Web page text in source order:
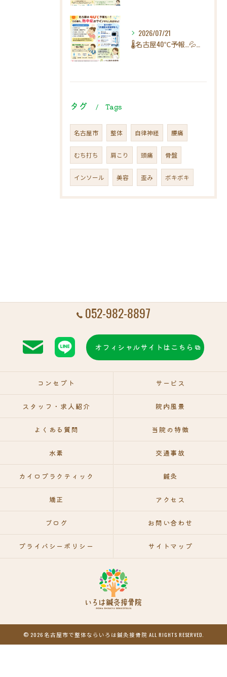
2026/07/21
タグ Tags
名古屋市 整体 自律神経 腰痛
むち打ち 肩こり 頭痛 骨盤
インソール 美容 歪み ボキボキ
052-982-8897
オフィシャルサイトはこちら
コンセプト サービス
スタッフ・求人紹介 院内風景
よくある質問 当院の特徴
水素 交通事故
カイロプラクティック 鍼灸
矯正 アクセス
ブログ お問い合わせ
プライバシーポリシー サイトマップ
© 2026 名古屋市で整体ならいろは鍼灸接骨院 ALL RIGHTS RESERVED.